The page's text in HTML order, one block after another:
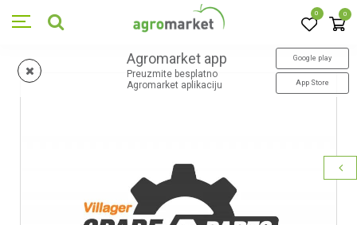
0 0
Agromarket app
Preuzmite besplatno
Agromarket aplikaciju
Google play
App Store